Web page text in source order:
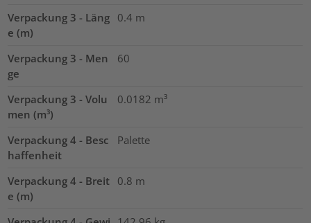
Verpackung 3 - Läng
e (m)
0.4 m
Verpackung 3 - Men
ge
60
Verpackung 3 - Volu
men (m³)
0.0182 m³
Verpackung 4 - Besc
haffenheit
Palette
Verpackung 4 - Breit
e (m)
0.8 m